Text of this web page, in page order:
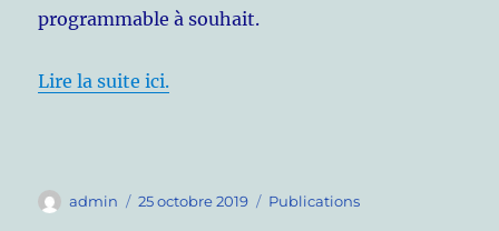
programmable à souhait.
Lire la suite ici.
Auteur
admin
Publié
25 octobre 2019 Catégories
Publications